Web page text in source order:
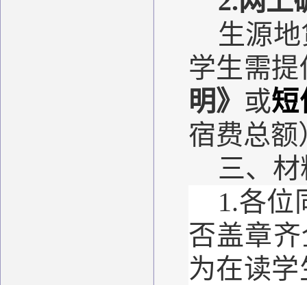
生源
学生需
明》 或短
宿费总额
三、
1.各位
否盖章
为在读